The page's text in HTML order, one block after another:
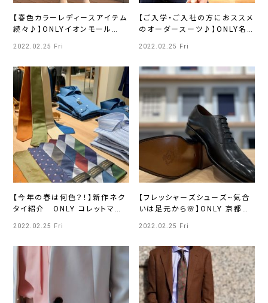
【春色カラーレディースアイテム
続々♪】ONLYイオンモール
2022.02.25 Fri
【ご入学・ご入社の方におススメ
のオーダースーツ♪】ONLY名
2022.02.25 Fri
【今年の春は何色？！】新作ネク
タイ紹介 ONLY コレットマー
2022.02.25 Fri
【フレッシャーズシューズ~気合
いは足元から🌸】ONLY 京都四
2022.02.25 Fri